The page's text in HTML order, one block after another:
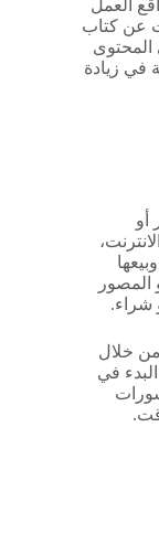
العمل
عن كتاب
في زيادة
أو
شراء.
من خلال
في